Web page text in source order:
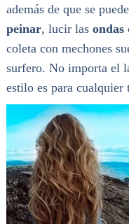
además de que se
peinar, lucir las ondas
coleta con mechones
surfero. No importa el
estilo es para cualquier